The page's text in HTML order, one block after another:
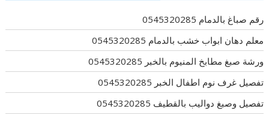
رقم صباغ بالدمام 0545320285
معلم دهان ابواب خشب بالدمام 0545320285
ورشة صبغ مطابخ المنيوم بالخبر 0545320285
تفصيل غرف نوم اطفال الخبر 0545320285
تفصيل وصبغ دواليب بالقطيف 0545320285